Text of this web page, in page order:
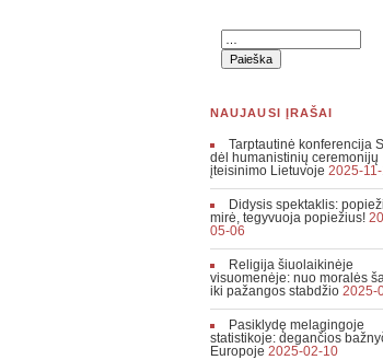
NAUJAUSI ĮRAŠAI
Tarptautinė konferencija
dėl humanistinių ceremonijų
įteisinimo Lietuvoje 2025-11-
Didysis spektaklis:
mirė, tegyvuoja popiežius!
05-06
Religija šiuolaikinėje
visuomenėje: nuo moralės
iki pažangos stabdžio 2025-
Pasiklydę melagingoje
statistikoje: degančios
Europoje 2025-02-10